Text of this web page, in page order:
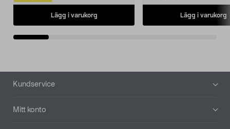
Lägg i varukorg Lägg i varukorg
Sidfot
Kundservice
Mitt konto